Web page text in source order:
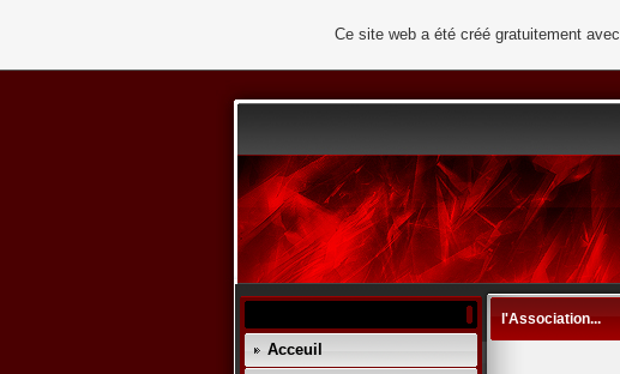
Acceuil
l'Association...
Ce site web a été créé gratuitement avec